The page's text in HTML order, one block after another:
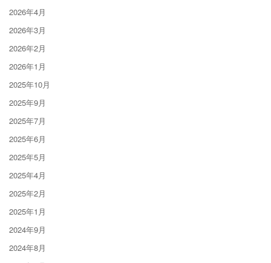
2026年4月
2026年3月
2026年2月
2026年1月
2025年10月
2025年9月
2025年7月
2025年6月
2025年5月
2025年4月
2025年2月
2025年1月
2024年9月
2024年8月